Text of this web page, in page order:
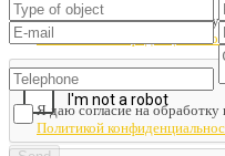
Я даю согласие на
Политикой
Я даю согласие на
Политикой